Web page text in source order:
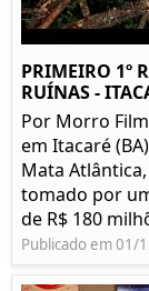
PRIMEIRO 1º
RUÍNAS -
Por Morro
em Itacaré
Mata
tomado por
de R$ 180
Publicado em 01/